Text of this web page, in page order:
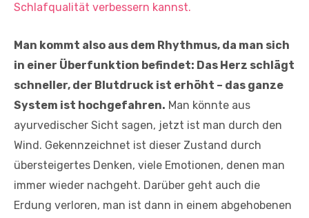
Schlafqualität verbessern kannst.
Man kommt also aus dem Rhythmus, da man sich
in einer Überfunktion befindet: Das Herz schlägt
schneller, der Blutdruck ist erhöht – das ganze
System ist hochgefahren. Man könnte aus
ayurvedischer Sicht sagen, jetzt ist man durch den
Wind. Gekennzeichnet ist dieser Zustand durch
übersteigertes Denken, viele Emotionen, denen man
immer wieder nachgeht. Darüber geht auch die
Erdung verloren, man ist dann in einem abgehobenen